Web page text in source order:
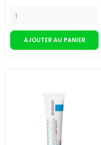
AJOUTER AU PANIER